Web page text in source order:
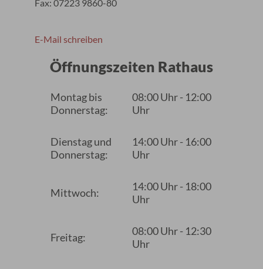
Fax: 07223 9860-80
E-Mail schreiben
Öffnungszeiten Rathaus
Montag bis
Donnerstag:
08:00 Uhr - 12:00
Uhr
Dienstag und
Donnerstag:
14:00 Uhr - 16:00
Uhr
Mittwoch:
14:00 Uhr - 18:00
Uhr
Freitag:
08:00 Uhr - 12:30
Uhr